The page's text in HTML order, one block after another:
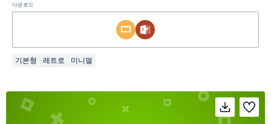
다운로드
기본형 레트로 미니멀